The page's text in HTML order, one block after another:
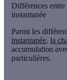
Différences entre
instantanée
Parmi les
instantanée, la
accumulation
particulières.